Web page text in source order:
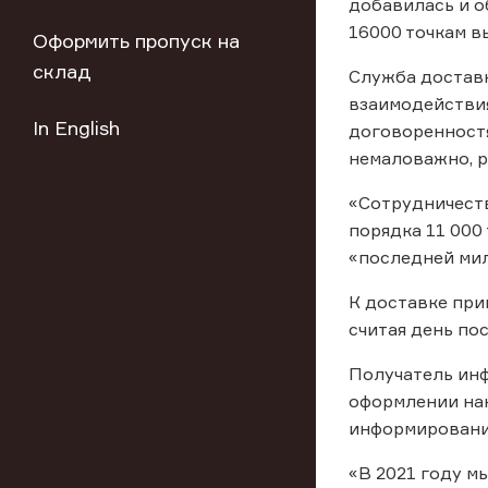
Оформить пропуск на
склад
In English
добавилась и
16000 точкам
Служба
немаловажно,
порядка 11
«последней
К доставке
считая день
Получатель
оформлении
«В 2021 году